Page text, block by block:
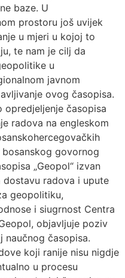
baze. U
prostoru još uvijek
u mjeri u kojoj to
te nam je cilj da
u
javnom
ovog časopisa.
opredjeljenje časopisa
radova na engleskom
govornog
„Geopol“ izvan
dostavu radova i upute
geopolitiku,
i siugrnost Centra
objavljuje poziv
časopisa.
koji ranije nisu nigdje
u procesu